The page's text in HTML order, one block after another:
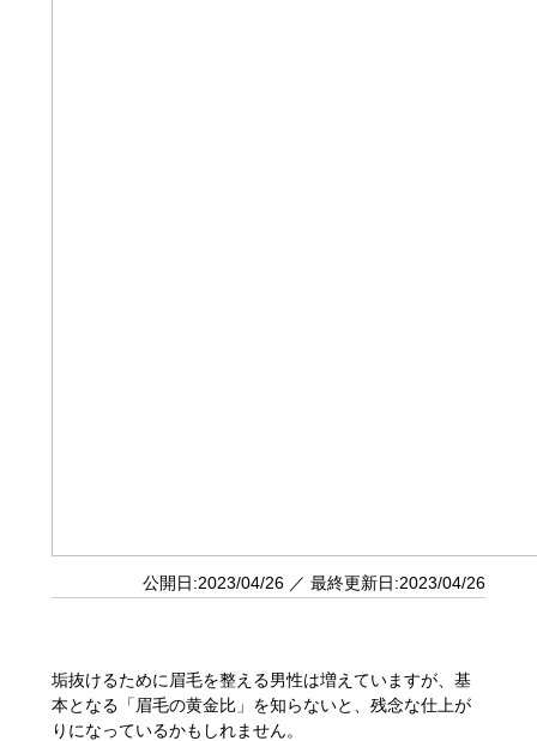
公開日:2023/04/26 ／ 最終更新日:2023/04/26
垢抜けるために眉毛を整える男性は増えていますが、基
本となる「眉毛の黄金比」を知らないと、残念な仕上が
りになっているかもしれません。